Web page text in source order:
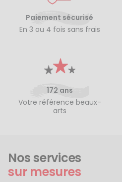
Paiement sécurisé
En 3 ou 4 fois sans frais
172 ans
Votre référence beaux-
arts
Nos services
sur mesures